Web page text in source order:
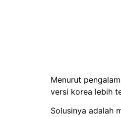
Menurut
versi korea lebih
Solusinya adalah